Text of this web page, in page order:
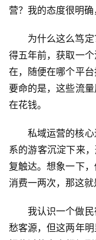
营？我的态度很明确
为什么这么笃
得五年前，获取一
在，随便在哪个平
要命的是，这些流
在花钱。
私域运营的核
系的游客沉淀下来
复触达。想象一下
消费一两次，那这就
我认识一个做
愁客源，但这两年明